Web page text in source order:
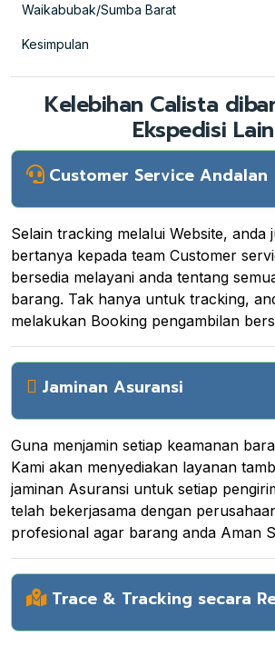
Waikabubak/Sumba Barat
Kesimpulan
Kelebihan Calista
Ekspedisi Lain
Customer Service Andalan
Selain tracking melalui Website, anda
bertanya kepada team Customer
bersedia melayani anda tentang
barang. Tak hanya untuk tracking,
melakukan Booking pengambilan
Jaminan Asuransi
Guna menjamin setiap keamanan
Kami akan menyediakan layanan
jaminan Asuransi untuk setiap
telah bekerjasama dengan
profesional agar barang anda Aman
Trace & Tracking secara